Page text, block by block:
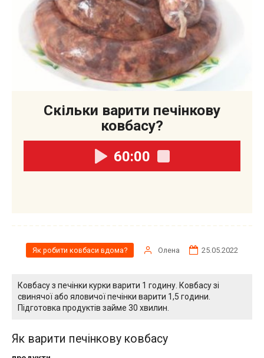
Скільки варити печінкову
ковбасу?
60:00
Як робити ковбаси вдома? Олена 25.05.2022
Ковбасу з печінки курки варити 1 годину. Ковбасу зі
свинячої або яловичої печінки варити 1,5 години.
Підготовка продуктів займе 30 хвилин.
Як варити печінкову ковбасу